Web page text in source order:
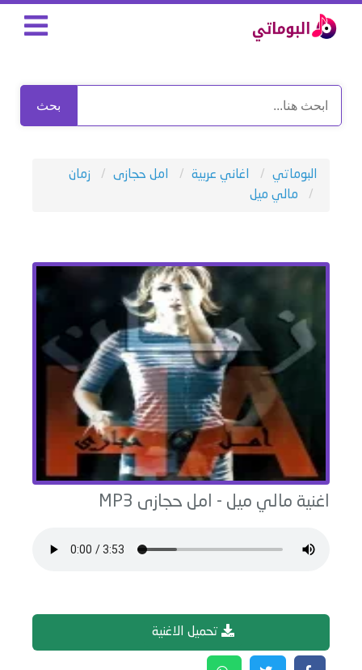
بحث
البوماتي اغاني عربية امل حجازى
زمان
مالي ميل
اغنية مالي ميل - امل حجازى
تحميل الاغنية